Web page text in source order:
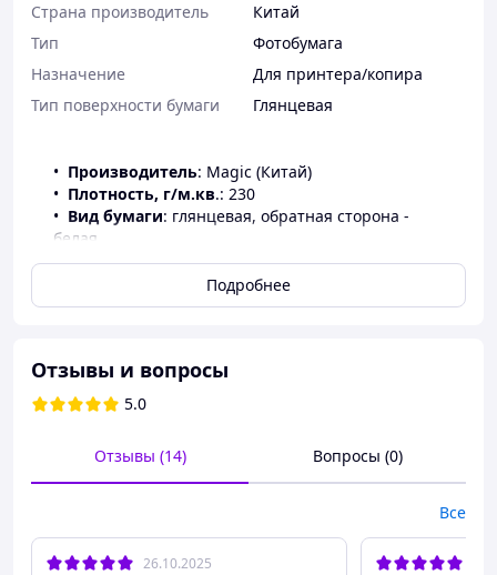
Страна производитель
Китай
Тип
Фотобумага
Назначение
Для принтера/копира
Тип поверхности бумаги
Глянцевая
Производитель: Magic (Китай)
Плотность, г/м.кв.: 230
Вид бумаги: глянцевая, обратная сторона -
белая
Формат: 10*15см
Количество листов: 500
Максимальное разрешение печати:5760 dpi.
Подробнее
Отзывы и вопросы
5.0
Отзывы (14) Вопросы (0)
Все
26.10.2025